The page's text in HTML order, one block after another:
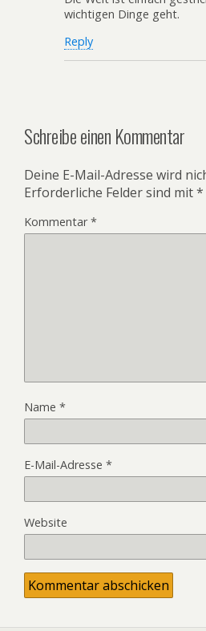
wichtigen Dinge geht.
Reply
Schreibe einen Kommentar
Deine E-Mail-Adresse wird
Erforderliche Felder sind mit*
Kommentar*
Name *
E-Mail-Adresse *
Website